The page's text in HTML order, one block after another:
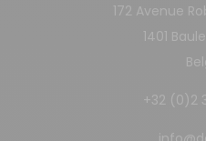
172 Avenue
1401
+32 (0)2